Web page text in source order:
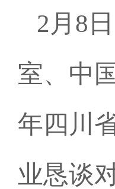
2月8
室、中
年四川
业恳谈